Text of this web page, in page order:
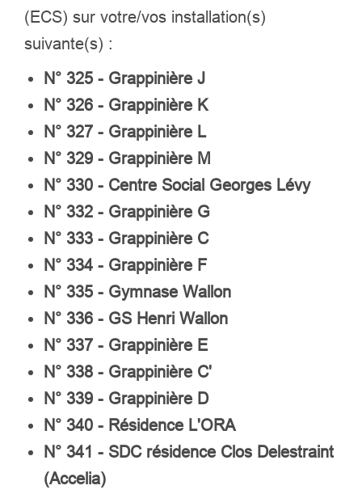
(ECS) sur votre/vos installation(s)
suivante(s) :
N° 325 - Grappinière J
N° 326 - Grappinière K
N° 327 - Grappinière L
N° 329 - Grappinière M
N° 330 - Centre Social Georges Lévy
N° 332 - Grappinière G
N° 333 - Grappinière C
N° 334 - Grappinière F
N° 335 - Gymnase Wallon
N° 336 - GS Henri Wallon
N° 337 - Grappinière E
N° 338 - Grappinière C'
N° 339 - Grappinière D
N° 340 - Résidence L'ORA
N° 341 - SDC résidence Clos Delestraint
(Accelia)